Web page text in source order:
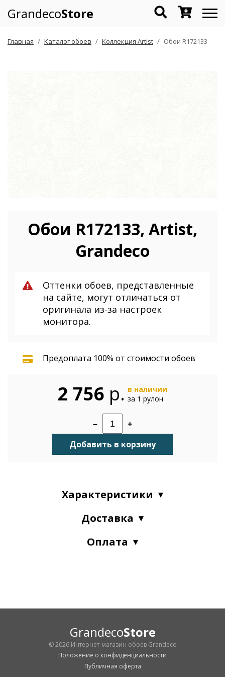
GrandecoStore
Главная Каталог обоев Коллекция Artist Обои R172133
Обои R172133, Artist,
Grandeco
Оттенки обоев, представленные
на сайте, могут отличаться от
оригинала из-за настроек
монитора.
Предоплата 100% от стоимости обоев
2 756 р. в наличии
за 1 рулон
– +
Добавить в корзину
Характеристики
Доставка
Оплата
GrandecoStore
© 2026 Интернет-магазин обоев Grandeco
Положение о конфиденциальности
Публичная оферта